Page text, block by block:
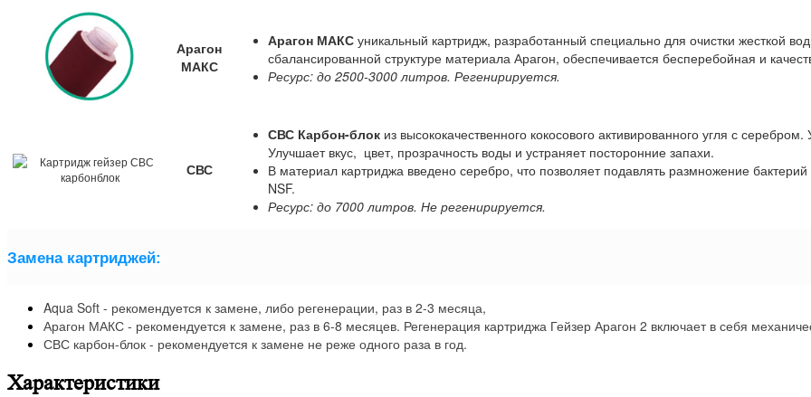
Арагон
МАКС
Арагон МАКС уникальный картридж, разработанный специально для очистки жесткой
сбалансированной структуре материала Арагон, обеспечивается бесперебойная и
Ресурс: до 2500-3000 литров. Регенирируется.
СВС
СВС Карбон-блок из высококачественного кокосового активированного угля с
Улучшает вкус, цвет, прозрачность воды и устраняет посторонние запахи.
В материал картриджа введено серебро, что позволяет подавлять размножение
NSF.
Ресурс: до 7000 литров. Не регенирируется.
Замена картриджей:
Aqua Soft - рекомендуется к замене, либо регенерации, раз в 2-3 месяца,
Арагон МАКС - рекомендуется к замене, раз в 6-8 месяцев. Регенерация картриджа Гейзер Арагон 2 включает в себя
СВС карбон-блок - рекомендуется к замене не реже одного раза в год.
Характеристики